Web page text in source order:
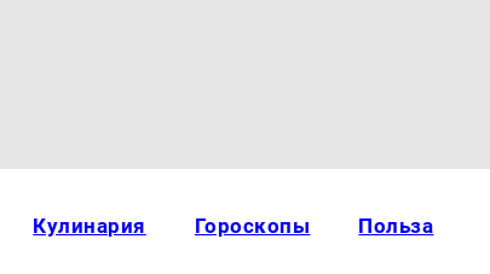
Кулинария Гороскопы Польза